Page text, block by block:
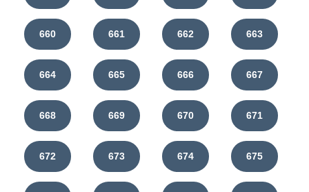
660 661 662 663
664 665 666 667
668 669 670 671
672 673 674 675